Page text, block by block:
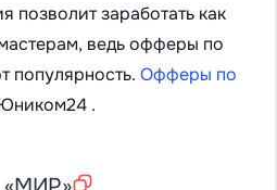
позволит заработать как
ведь офферы по
популярность. Офферы по
.